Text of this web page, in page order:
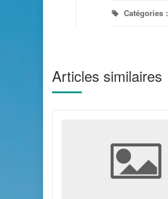
Catégories :
Articles similaires